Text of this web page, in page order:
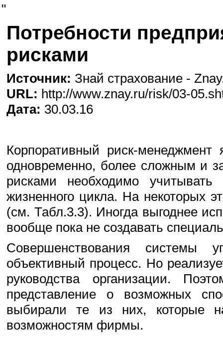
"
Потребности
рисками
Источник: Знай страхование -
URL: http://www.znay.ru/risk/03-
Дата: 30.03.16
Корпоративный риск-менеджмент
одновременно, более сложным и
рисками необходимо
жизненного цикла. На некоторых
(см. Табл.3.3). Иногда выгоднее
вообще пока не создавать
Совершенствования системы
объективный процесс. Но
руководства организации.
представление о возможных
выбирали те из них, которые
возможностям фирмы.